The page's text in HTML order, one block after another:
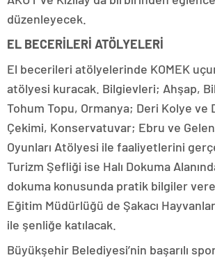
düzenleyecek.
EL BECERİLERİ ATÖLYELERİ
El becerileri atölyelerinde KOMEK
atölyesi kuracak. Bilgievleri; Ahşap,
Tohum Topu, Ormanya; Deri Kolye ve
Çekimi, Konservatuvar; Ebru ve
Oyunları Atölyesi ile faaliyetlerini
Turizm Şefliği ise Halı Dokuma
dokuma konusunda pratik bilgiler
Eğitim Müdürlüğü de Şakacı
ile şenliğe katılacak.
Büyükşehir Belediyesi’nin başarılı